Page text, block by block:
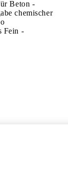
Beton -
chemischer
Fein -